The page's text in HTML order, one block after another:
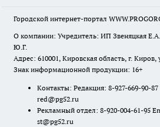
Городской интернет-портал
О компании: Учредитель: ИП Звеняцкая Е.А.
Ю.Г.
Адрес: 610001, Кировская область, г.
Знак информационной продукции: 16+
Контакты: Редакция: 8-927-669-90-
red@pg52.ru
Рекламный отдел: 8-920-004-61-95
st@pg52.ru